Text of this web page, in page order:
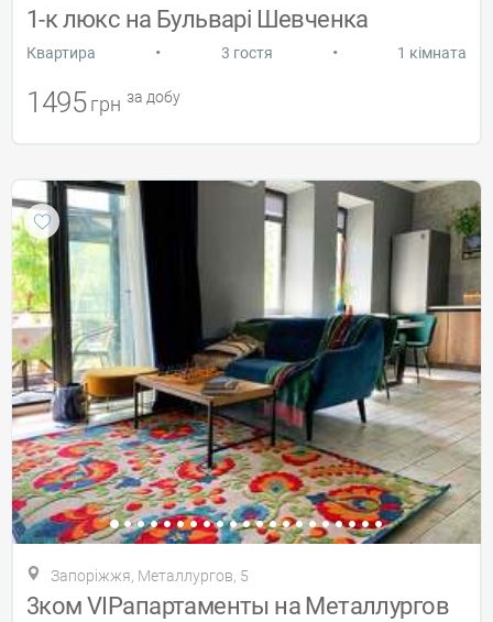
1-к люкс на Бульварі Шевченка
Квартира • 3 гостя • 1 кімната
1495 грн за добу
Запоріжжя, Металлургов, 5
3ком VIPапартаменты на Металлургов